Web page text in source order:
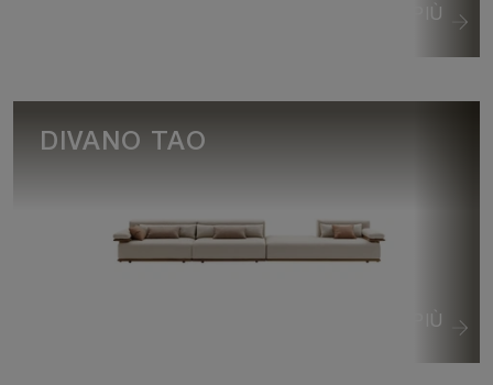
VEDI DI PIÙ
VEDI DI PIÙ
DIVANO TAO